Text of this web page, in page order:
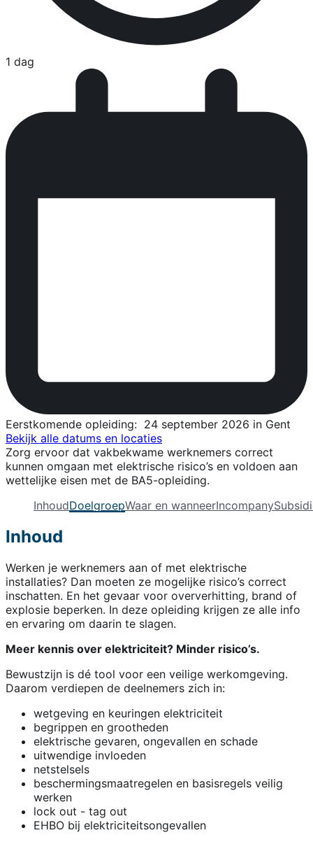
1 dag
Eerstkomende opleiding: 24 september 2026 in Gent
Bekijk alle datums en locaties
Zorg ervoor dat vakbekwame werknemers correct
kunnen omgaan met elektrische risico’s en voldoen aan
wettelijke eisen met de BA5-opleiding.
InhoudDoelgroepWaar en wanneerIncompany
Inhoud
Werken je werknemers aan of met elektrische
installaties? Dan moeten ze mogelijke risico’s correct
inschatten. En het gevaar voor oververhitting, brand of
explosie beperken. In deze opleiding krijgen ze alle info
en ervaring om daarin te slagen.
Meer kennis over elektriciteit? Minder risico’s.
Bewustzijn is dé tool voor een veilige werkomgeving.
Daarom verdiepen de deelnemers zich in:
wetgeving en keuringen elektriciteit
begrippen en grootheden
elektrische gevaren, ongevallen en schade
uitwendige invloeden
netstelsels
beschermingsmaatregelen en basisregels veilig
werken
lock out - tag out
EHBO bij elektriciteitsongevallen